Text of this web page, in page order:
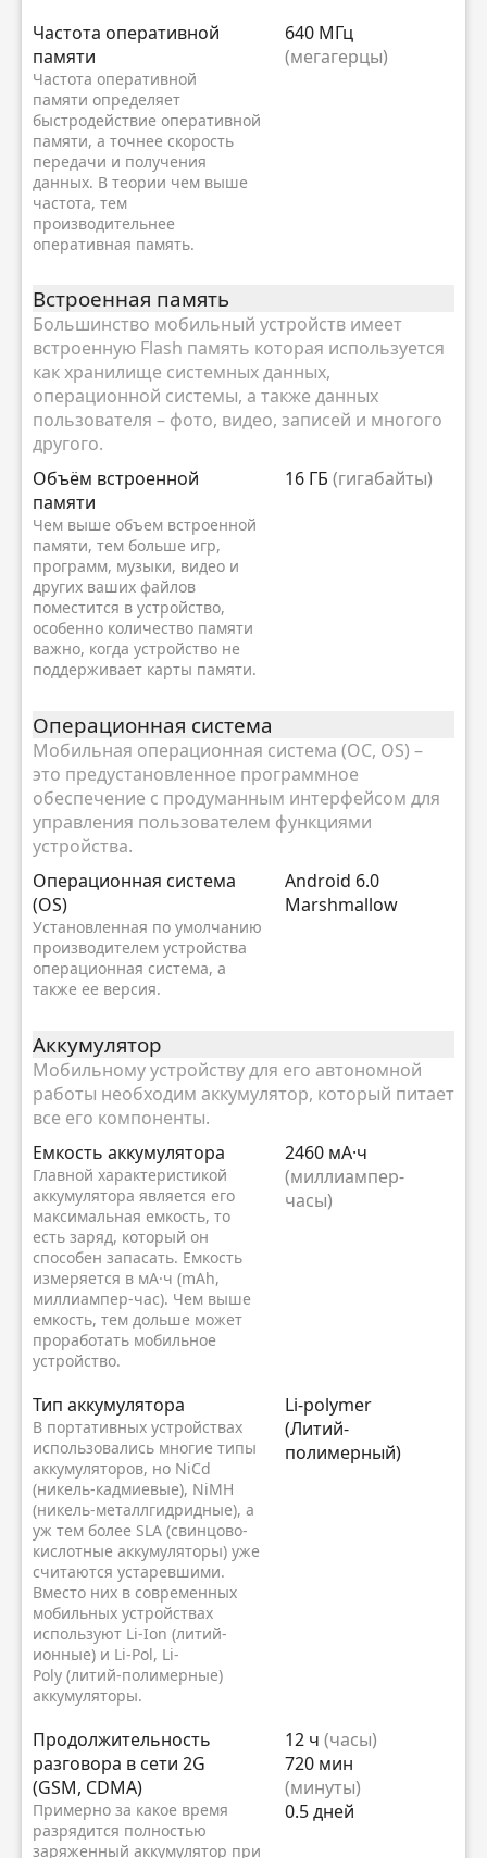
Частота оперативной
памяти
Частота оперативной
памяти определяет
быстродействие оперативной
памяти, а точнее скорость
передачи и получения
данных. В теории чем выше
частота, тем
производительнее
оперативная память.
640 МГц
(мегагерцы)
Встроенная память
Большинство мобильный устройств имеет
встроенную Flash память которая используется
как хранилище системных данных,
операционной системы, а также данных
пользователя – фото, видео, записей и многого
другого.
Объём встроенной
памяти
Чем выше объем встроенной
памяти, тем больше игр,
программ, музыки, видео и
других ваших файлов
поместится в устройство,
особенно количество памяти
важно, когда устройство не
поддерживает карты памяти.
16 ГБ (гигабайты)
Oперационная система
Мобильная операционная система (ОС, OS) –
это предустановленное программное
обеспечение с продуманным интерфейсом для
управления пользователем функциями
устройства.
Oперационная система
(OS)
Установленная по умолчанию
производителем устройства
операционная система, а
также ее версия.
Android 6.0
Marshmallow
Аккумулятор
Мобильному устройству для его автономной
работы необходим аккумулятор, который питает
все его компоненты.
Емкость аккумулятора
Главной характеристикой
аккумулятора является его
максимальная емкость, то
есть заряд, который он
способен запасать. Емкость
измеряется в мА·ч (mAh,
миллиампер-час). Чем выше
емкость, тем дольше может
проработать мобильное
устройство.
2460 мА·ч
(миллиампер-
часы)
Тип аккумулятора
В портативных устройствах
использовались многие типы
аккумуляторов, но NiCd
(никель-кадмиевые), NiMH
(никель-металлгидридные), а
уж тем более SLA (свинцово-
кислотные аккумуляторы) уже
считаются устаревшими.
Вместо них в современных
мобильных устройствах
используют Li-Ion (литий-
ионные) и Li-Pol, Li-
Poly (литий-полимерные)
аккумуляторы.
Li-polymer
(Литий-
полимерный)
Продолжительность
разговора в сети 2G
(GSM, CDMA)
Примерно за какое время
разрядится полностью
заряженный аккумулятор при
12 ч (часы)
720 мин
(минуты)
0.5 дней